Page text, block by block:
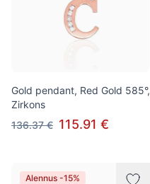
Gold pendant, Red Gold 585°,
Zirkons
136.37 € 115.91 €
Alennus -15%